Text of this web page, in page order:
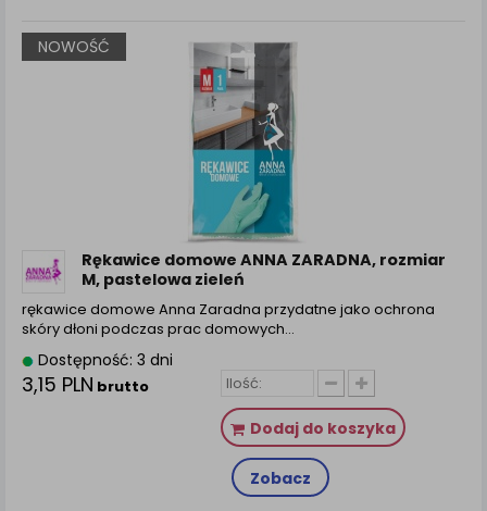
NOWOŚĆ
Rękawice domowe ANNA ZARADNA, rozmiar
M, pastelowa zieleń
rękawice domowe Anna Zaradna przydatne jako ochrona
skóry dłoni podczas prac domowych…
Dostępność: 3 dni
3,15 PLN brutto
Dodaj do koszyka
Zobacz